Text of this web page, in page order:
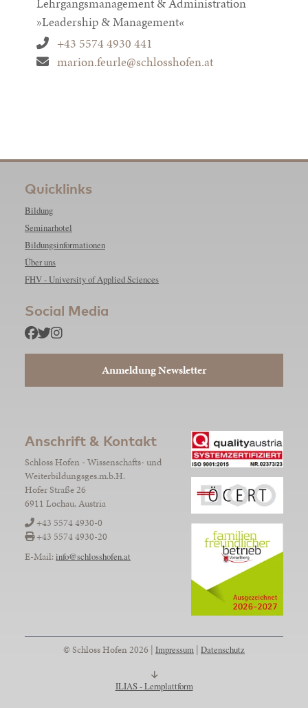
»Leadership & Management«
+43 5574 4930 441
marion.feurle@schlosshofen.at
Quicklinks
Bildung
Seminarhotel
Bildungsinformationen
Über uns
FHV - University of Applied Sciences
Social Media
Anmeldung Newsletter
Anschrift & Kontakt
Schloss Hofen - Wissenschafts- und
Weiterbildungsges.m.b.H.
Hofer Straße 26
6911 Lochau, Austria
+43 5574 4930-0
+43 5574 4930-20
E-Mail: info@schlosshofen.at
© Schloss Hofen 2026 | Impressum | Datenschutz
ILIAS - Lernplattform